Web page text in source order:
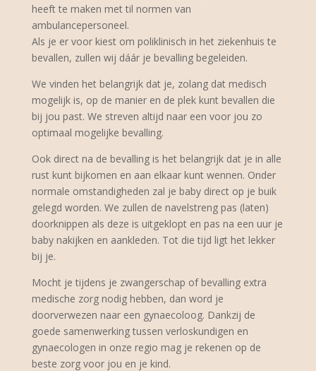
heeft te maken met til normen van
ambulancepersoneel.
Als je er voor kiest om poliklinisch in het ziekenhuis te
bevallen, zullen wij dáár je bevalling begeleiden.
We vinden het belangrijk dat je, zolang dat medisch
mogelijk is, op de manier en de plek kunt bevallen die
bij jou past. We streven altijd naar een voor jou zo
optimaal mogelijke bevalling.
Ook direct na de bevalling is het belangrijk dat je in alle
rust kunt bijkomen en aan elkaar kunt wennen. Onder
normale omstandigheden zal je baby direct op je buik
gelegd worden. We zullen de navelstreng pas (laten)
doorknippen als deze is uitgeklopt en pas na een uur je
baby nakijken en aankleden. Tot die tijd ligt het lekker
bij je.
Mocht je tijdens je zwangerschap of bevalling extra
medische zorg nodig hebben, dan word je
doorverwezen naar een gynaecoloog. Dankzij de
goede samenwerking tussen verloskundigen en
gynaecologen in onze regio mag je rekenen op de
beste zorg voor jou en je kind.